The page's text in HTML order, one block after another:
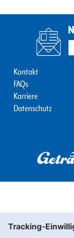
Mobile
1.
Kontakt
FAQs
Karriere
Datenschutz
Ihre